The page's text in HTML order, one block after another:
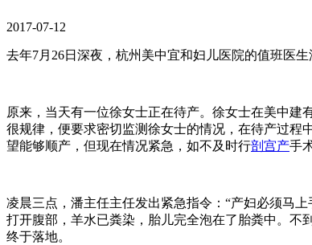
2017-07-12
去年7月26日深夜，杭州美中宜和妇儿医院的值班医
原来，当天有一位徐女士正在待产。徐女士在美中
很规律，便要求密切监测徐女士的情况，在待产过程
望能够顺产，但现在情况紧急，如不及时行剖宫产手
凌晨三点，潘主任主任发出紧急指令：“产妇必须马
打开腹部，羊水已粪染，胎儿完全泡在了胎粪中。不
终于落地。